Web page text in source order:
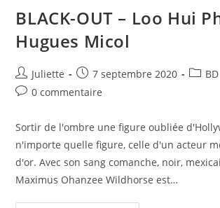
BLACK-OUT – Loo Hui
Hugues Micol
Juliette 7 septembre 2020
BD
0 commentaire
Sortir de l'ombre une figure oubliée
n'importe quelle figure, celle d'un acteur
d'or. Avec son sang comanche, noir,
Maximus Ohanzee Wildhorse est…